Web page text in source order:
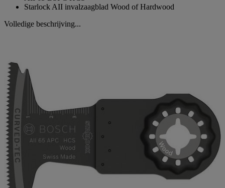
Starlock AII invalzaagblad Wood of Hardwood
Volledige beschrijving...